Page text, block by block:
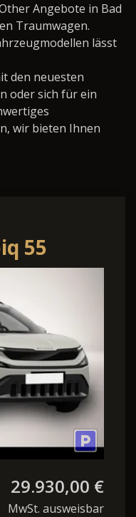
Angebote in Bad
Traumwagen.
lässt
den neuesten
oder sich für ein
wir bieten Ihnen
55
29.930,00 €
MwSt. ausweisbar